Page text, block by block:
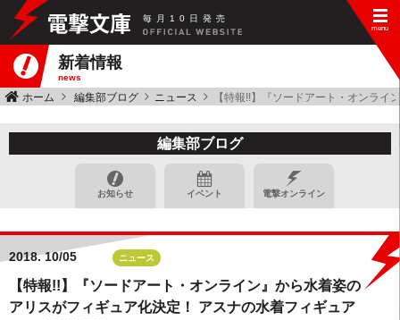
毎 月 10 日 発 売
新着情報
news
ホーム 編集部ブログ ニュース 【特報!!】『ソードアート・オンラ
編集部ブログ
お知らせ イベント 電撃オンライン
2018.10/05 ニュース
【特報!!】『ソードアート・オンライン』から⽔着姿の
アリスがフィギュア化決定！ アスナの水着フィギュア